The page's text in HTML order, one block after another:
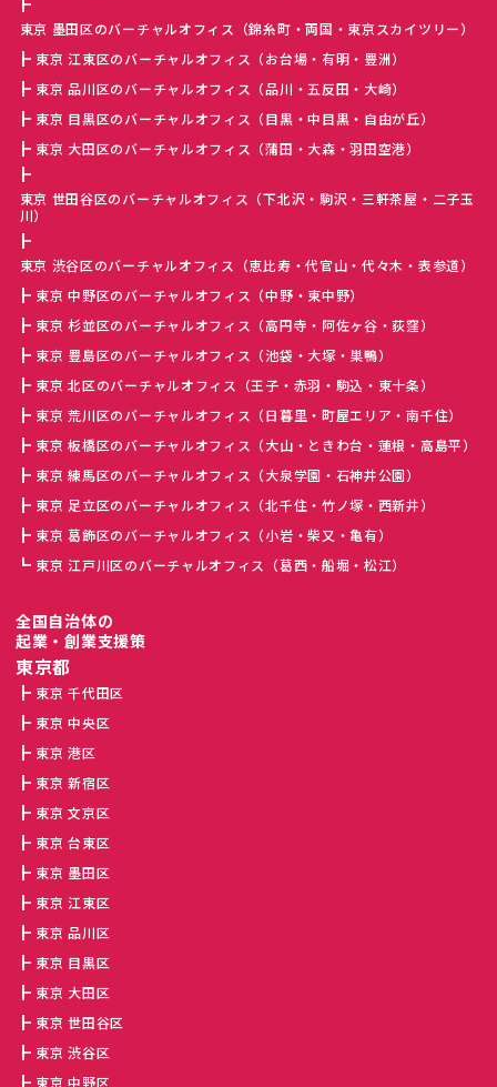
東京 墨田区のバーチャルオフィス（錦糸町・両国・東京スカイツリー）
東京 江東区のバーチャルオフィス（お台場・有明・豊洲）
東京 品川区のバーチャルオフィス（品川・五反田・大崎）
東京 目黒区のバーチャルオフィス（目黒・中目黒・自由が丘）
東京 大田区のバーチャルオフィス（蒲田・大森・羽田空港）
東京 世田谷区のバーチャルオフィス（下北沢・駒沢・三軒茶屋・二子玉
川）
東京 渋谷区のバーチャルオフィス（恵比寿・代官山・代々木・表参道）
東京 中野区のバーチャルオフィス（中野・東中野）
東京 杉並区のバーチャルオフィス（高円寺・阿佐ヶ谷・荻窪）
東京 豊島区のバーチャルオフィス（池袋・大塚・巣鴨）
東京 北区のバーチャルオフィス（王子・赤羽・駒込・東十条）
東京 荒川区のバーチャルオフィス（日暮里・町屋エリア・南千住）
東京 板橋区のバーチャルオフィス（大山・ときわ台・蓮根・高島平）
東京 練馬区のバーチャルオフィス（大泉学園・石神井公園）
東京 足立区のバーチャルオフィス（北千住・竹ノ塚・西新井）
東京 葛飾区のバーチャルオフィス（小岩・柴又・亀有）
東京 江戸川区のバーチャルオフィス（葛西・船堀・松江）
全国自治体の
起業・創業支援策
東京都
東京 千代田区
東京 中央区
東京 港区
東京 新宿区
東京 文京区
東京 台東区
東京 墨田区
東京 江東区
東京 品川区
東京 目黒区
東京 大田区
東京 世田谷区
東京 渋谷区
東京 中野区